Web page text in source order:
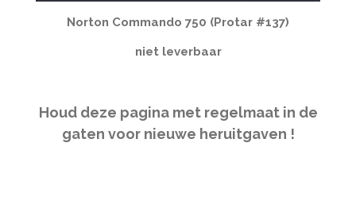
Norton Commando 750 (Protar #137)
niet leverbaar
Houd deze pagina met regelmaat in de
gaten voor nieuwe heruitgaven !